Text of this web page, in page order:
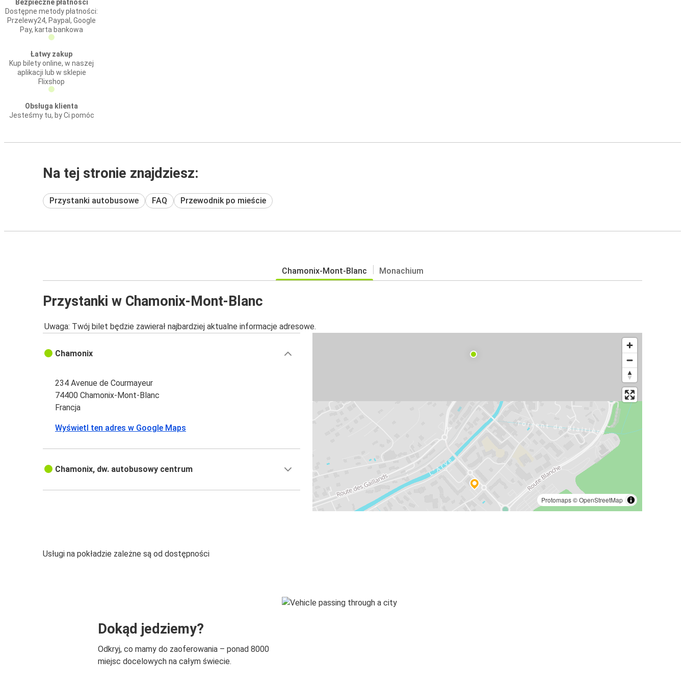
Bezpieczne płatności
Dostępne metody płatności:
Przelewy24, Paypal, Google
Pay, karta bankowa
Łatwy zakup
Kup bilety online, w naszej
aplikacji lub w sklepie
Flixshop
Obsługa klienta
Jesteśmy tu, by Ci pomóc
Na tej stronie znajdziesz:
Przystanki autobusowe FAQ Przewodnik po mieście
Chamonix-Mont-Blanc Monachium
Przystanki w Chamonix-Mont-Blanc
Uwaga: Twój bilet będzie zawierał najbardziej aktualne informacje adresowe.
Protomaps©OpenStreetMap
Chamonix
234 Avenue de Courmayeur
74400 Chamonix-Mont-Blanc
Francja
Wyświetl ten adres w Google Maps
Chamonix, dw. autobusowy centrum
Usługi na pokładzie zależne są od dostępności
Dokąd jedziemy?
Odkryj, co mamy do zaoferowania – ponad 8000
miejsc docelowych na całym świecie.